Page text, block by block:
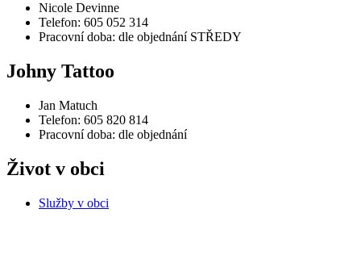
Nicole Devinne
Telefon: 605 052 314
Pracovní doba: dle objednání STŘEDY
Johny Tattoo
Jan Matuch
Telefon: 605 820 814
Pracovní doba: dle objednání
Život v obci
Služby v obci